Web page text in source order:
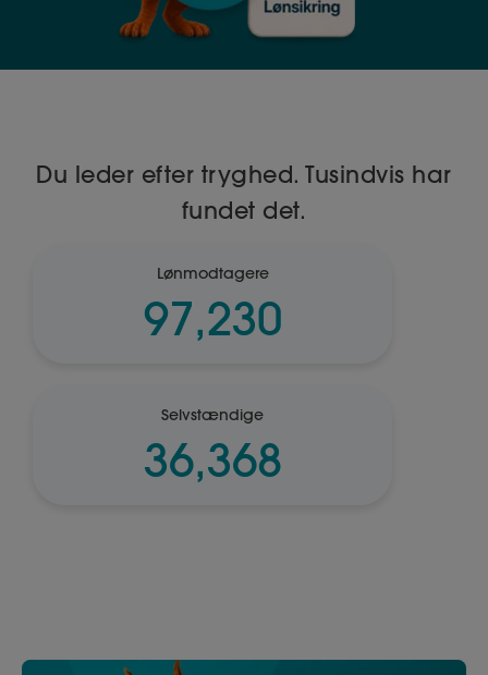
Du leder efter tryghed. Tusindvis har
fundet det.
Lønmodtagere
97,230
Selvstændige
36,368